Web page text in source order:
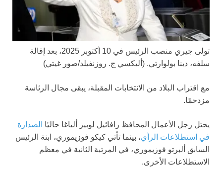
تولى جيري منصب الرئيس في 10 أكتوبر 2025، بعد إقالة
سلفه، دينا بولوارتي. (أليكسي ج. روزنفيلد/صور غيتي)
مع اقتراب البلاد من الانتخابات المقبلة، يبقى مجال الرئاسة
مزدحمًا.
يحتل رجل الأعمال المحافظ رافائيل لوبيز ألياغا حاليًا الصدارة
في استطلاعات الرأي، بينما تأتي كيكو فوزيموري، ابنة الرئيس
السابق ألبرتو فوزيموري، في المرتبة الثانية في معظم
الاستطلاعات الأخرى.